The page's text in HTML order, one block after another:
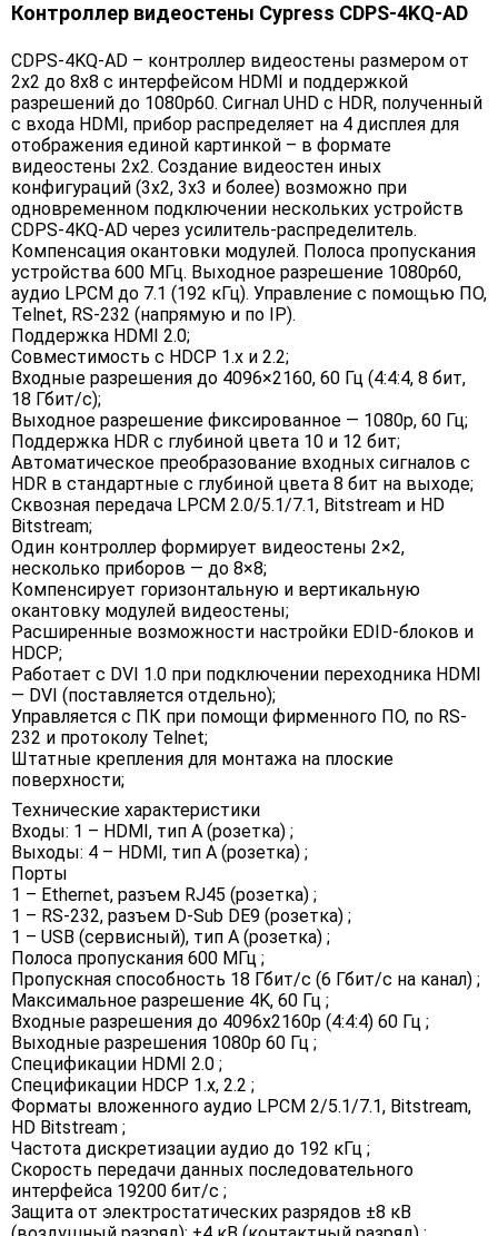
Контроллер видеостены Cypress CDPS-4KQ-AD
CDPS-4KQ-AD – контроллер видеостены размером от
2х2 до 8х8 с интерфейсом HDMI и поддержкой
разрешений до 1080p60. Сигнал UHD с HDR, полученный
с входа HDMI, прибор распределяет на 4 дисплея для
отображения единой картинкой – в формате
видеостены 2x2. Создание видеостен иных
конфигураций (3x2, 3x3 и более) возможно при
одновременном подключении нескольких устройств
CDPS-4KQ-AD через усилитель-распределитель.
Компенсация окантовки модулей. Полоса пропускания
устройства 600 МГц. Выходное разрешение 1080p60,
аудио LPCM до 7.1 (192 кГц). Управление с помощью ПО,
Telnet, RS-232 (напрямую и по IP).
Поддержка HDMI 2.0;
Совместимость с HDCP 1.х и 2.2;
Входные разрешения до 4096×2160, 60 Гц (4:4:4, 8 бит,
18 Гбит/с);
Выходное разрешение фиксированное — 1080p, 60 Гц;
Поддержка HDR с глубиной цвета 10 и 12 бит;
Автоматическое преобразование входных сигналов с
HDR в стандартные с глубиной цвета 8 бит на выходе;
Сквозная передача LPCM 2.0/5.1/7.1, Bitstream и HD
Bitstream;
Один контроллер формирует видеостены 2×2,
несколько приборов — до 8×8;
Компенсирует горизонтальную и вертикальную
окантовку модулей видеостены;
Расширенные возможности настройки EDID-блоков и
HDCP;
Работает с DVI 1.0 при подключении переходника HDMI
— DVI (поставляется отдельно);
Управляется с ПК при помощи фирменного ПО, по RS-
232 и протоколу Telnet;
Штатные крепления для монтажа на плоские
поверхности;
Технические характеристики
Входы: 1 – HDMI, тип А (розетка) ;
Выходы: 4 – HDMI, тип A (розетка) ;
Порты
1 – Ethernet, разъем RJ45 (розетка) ;
1 – RS-232, разъем D-Sub DE9 (розетка) ;
1 – USB (сервисный), тип A (розетка) ;
Полоса пропускания 600 МГц ;
Пропускная способность 18 Гбит/с (6 Гбит/с на канал) ;
Максимальное разрешение 4K, 60 Гц ;
Входные разрешения до 4096x2160p (4:4:4) 60 Гц ;
Выходные разрешения 1080p 60 Гц ;
Спецификации HDMI 2.0 ;
Спецификации HDCP 1.x, 2.2 ;
Форматы вложенного аудио LPCM 2/5.1/7.1, Bitstream,
HD Bitstream ;
Частота дискретизации аудио до 192 кГц ;
Скорость передачи данных последовательного
интерфейса 19200 бит/с ;
Защита от электростатических разрядов ±8 кВ